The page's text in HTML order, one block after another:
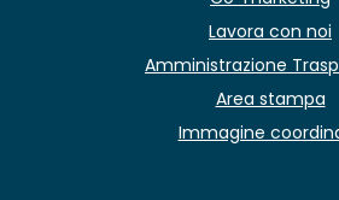
Lavora con noi
Amministrazione
Area stampa
Immagine